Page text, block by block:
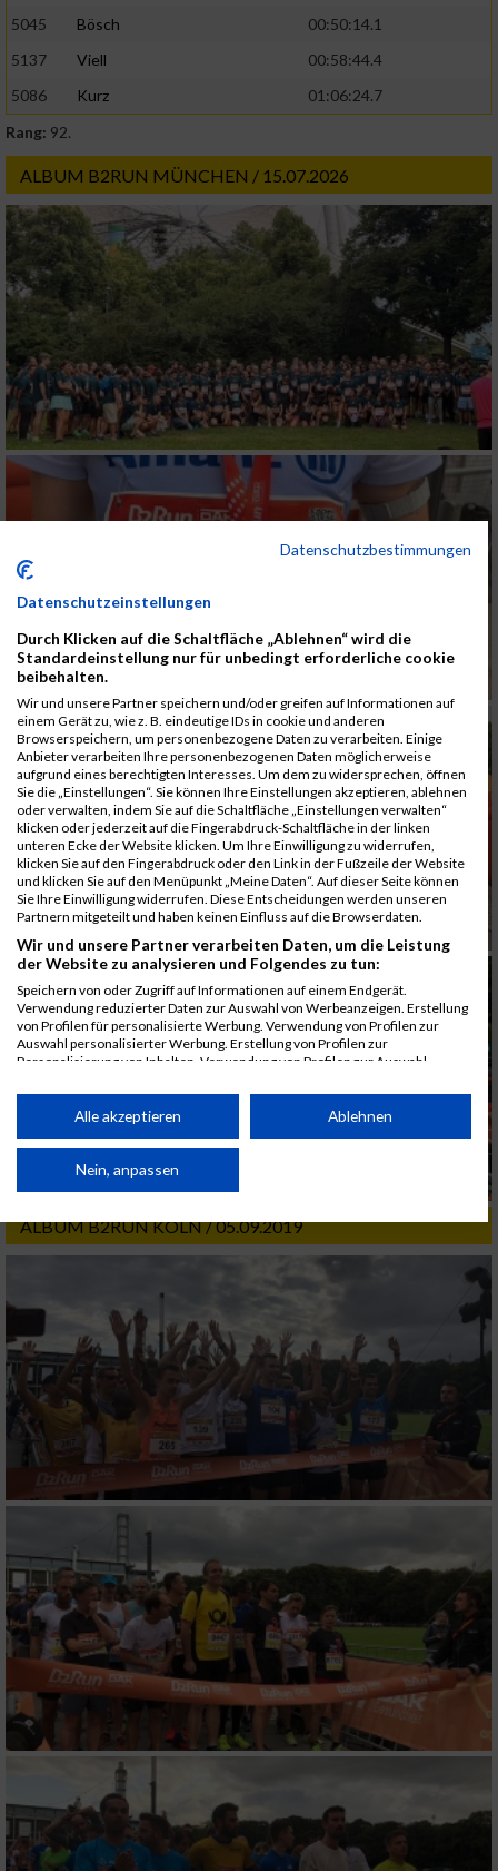
5045
Bösch
00:50:14.1
5137
Viell
00:58:44.4
5086
Kurz
01:06:24.7
Rang: 92.
ALBUM B2RUN MÜNCHEN / 15.07.2026
ALBUM B2RUN KÖLN / 05.09.2019
Datenschutzbestimmungen
Datenschutzeinstellungen
Durch Klicken auf die Schaltfläche „Ablehnen“ wird die
Standardeinstellung nur für unbedingt erforderliche cookie
beibehalten.
Wir und unsere Partner speichern und/oder greifen auf Informationen auf
einem Gerät zu, wie z. B. eindeutige IDs in cookie und anderen
Browserspeichern, um personenbezogene Daten zu verarbeiten. Einige
Anbieter verarbeiten Ihre personenbezogenen Daten möglicherweise
aufgrund eines berechtigten Interesses. Um dem zu widersprechen, öffnen
Sie die „Einstellungen“. Sie können Ihre Einstellungen akzeptieren, ablehnen
oder verwalten, indem Sie auf die Schaltfläche „Einstellungen verwalten“
klicken oder jederzeit auf die Fingerabdruck-Schaltfläche in der linken
unteren Ecke der Website klicken. Um Ihre Einwilligung zu widerrufen,
klicken Sie auf den Fingerabdruck oder den Link in der Fußzeile der Website
und klicken Sie auf den Menüpunkt „Meine Daten“. Auf dieser Seite können
Sie Ihre Einwilligung widerrufen. Diese Entscheidungen werden unseren
Partnern mitgeteilt und haben keinen Einfluss auf die Browserdaten.
Wir und unsere Partner verarbeiten Daten, um die Leistung
der Website zu analysieren und Folgendes zu tun:
Speichern von oder Zugriff auf Informationen auf einem Endgerät.
Verwendung reduzierter Daten zur Auswahl von Werbeanzeigen. Erstellung
von Profilen für personalisierte Werbung. Verwendung von Profilen zur
Auswahl personalisierter Werbung. Erstellung von Profilen zur
Personalisierung von Inhalten. Verwendung von Profilen zur Auswahl
Performance von Inhalten. Analyse von Zielgruppen durch Statistiken oder
Kombinationen von Daten aus verschiedenen Quellen. Entwicklung und
von Inhalten.
Daten können außerhalb der Europäischen Union weitergegeben und in die
Website/App.
Wir nutzen Ihre Daten für folgende Zwecke:
IAB-Verarbeitungszwecke:
Speichern von oder Zugriff auf Informationen
auf einem Endgerät
Verwendung reduzierter Daten zur Auswahl
von Werbeanzeigen
Erstellung von Profilen für personalisierte
Verwendung von Profilen zur Auswahl
personalisierter Werbung
Erstellung von Profilen zur Personalisierung
von Inhalten
personalisierter Inhalte
Messung der Werbeleistung
Messung der Performance von Inhalten
Alle akzeptieren Ablehnen
Nein, anpassen